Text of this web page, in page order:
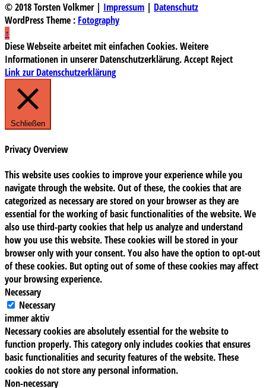
© 2018 Torsten Volkmer | Impressum | Datenschutz
WordPress Theme : Fotography
↑
Diese Webseite arbeitet mit einfachen Cookies. Weitere
Informationen in unserer Datenschutzerklärung.Accept Reject
Link zur Datenschutzerklärung
Schließen
Privacy Overview
This website uses cookies to improve your experience while you
navigate through the website. Out of these, the cookies that are
categorized as necessary are stored on your browser as they are
essential for the working of basic functionalities of the website. We
also use third-party cookies that help us analyze and understand
how you use this website. These cookies will be stored in your
browser only with your consent. You also have the option to opt-out
of these cookies. But opting out of some of these cookies may affect
your browsing experience.
Necessary
Necessary
immer aktiv
Necessary cookies are absolutely essential for the website to
function properly. This category only includes cookies that ensures
basic functionalities and security features of the website. These
cookies do not store any personal information.
Non-necessary